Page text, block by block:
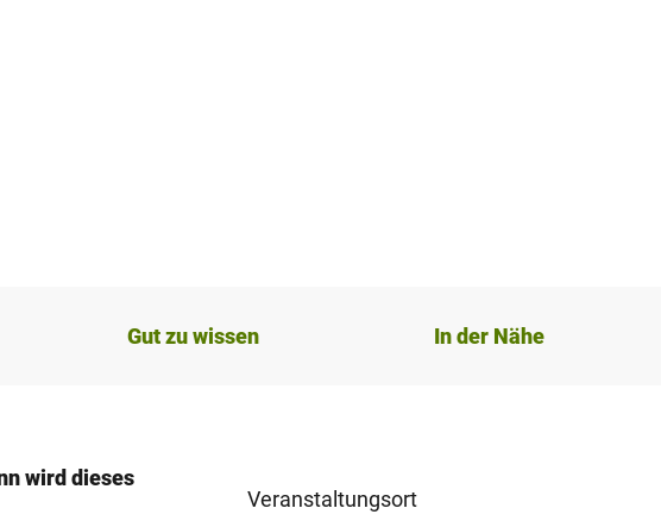
Gut zu wissen In der Nähe
wird dieses
Veranstaltungsort